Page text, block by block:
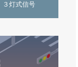
３灯式信号